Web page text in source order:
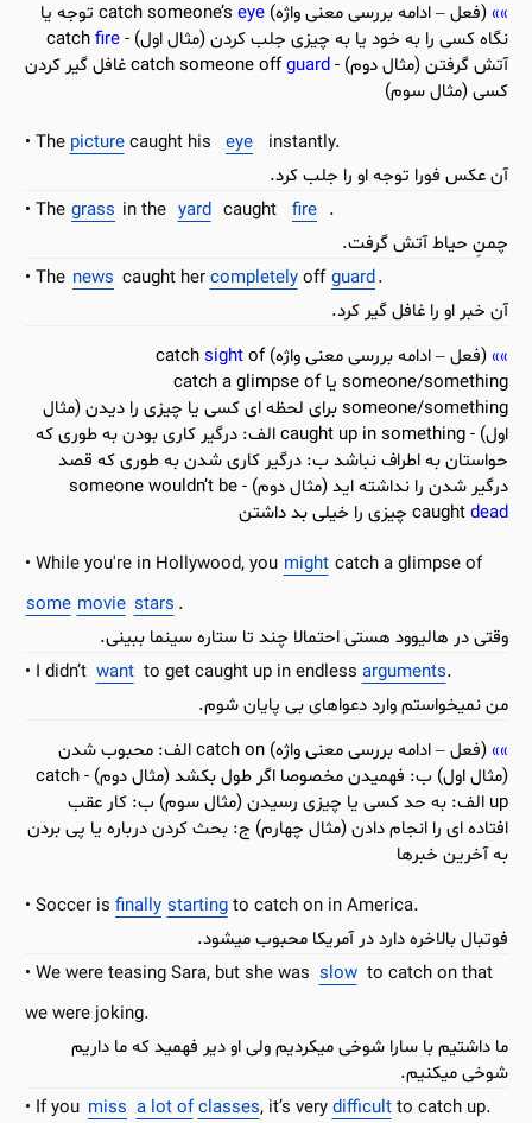
(فعل – ادامه بررسی معنی واژه) catch someone’seye
توجه یا
نگاه کسی را به خود یا به چیزی جلب کردن (مثال اول) - catchfire
آتش گرفتن (مثال دوم) - catch someone offguard
غافل گیر کردن
کسی (مثال سوم)
The picturecaught his eye
instantly.
آن عکس فورا توجه او را جلب کرد.
The grass in the yard caught fire .
چمنِ حیاط آتش گرفت.
The news caught hercompletelyoffguard.
آن خبر او را غافل گیر کرد.
(فعل – ادامه بررسی معنی واژه) catch
sightof
someone/something یا catch a glimpse of
someone/something برای لحظه ای کسی یا چیزی را دیدن (مثال
اول) - caught up in something الف: درگیر کاری بودن به طوری که
حواستان به اطراف نباشد ب: درگیر کاری شدن به طوری که قصد
درگیر شدن را نداشته اید (مثال دوم) - someone wouldn’t be
caughtdead چیزی را خیلی بد داشتن
While you're in Hollywood, you might catch a glimpse of
some movie stars .
وقتی در هالیوود هستی احتمالا چند تا ستاره سینما ببینی.
I didn’t want to get caught up in endless arguments.
من نمیخواستم وارد دعواهای بی پایان شوم.
(فعل – ادامه بررسی معنی واژه) catch on الف: محبوب شدن
(مثال اول) ب: فهمیدن مخصوصا اگر طول بکشد (مثال دوم) - catch
up الف: به حد کسی یا چیزی رسیدن (مثال سوم) ب: کار عقب
افتاده ای را انجام دادن (مثال چهارم) ج: بحث کردن درباره یا پی بردن
به آخرین خبرها
Soccer is finally startingto catch on in America.
فوتبال بالاخره دارد در آمریکا محبوب میشود.
We were teasing Sara, but she was slow to catch on that
we were joking.
ما داشتیم با سارا شوخی میکردیم ولی او دیر فهمید که ما داریم
شوخی میکنیم.
If you miss a lot of classes, it’s verydifficultto catch up.